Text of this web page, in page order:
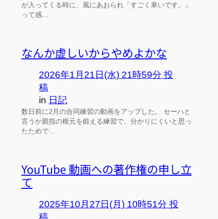
が入ってくる時に、風にあおられ「すごく寒いです。」
って感…
なんか虚しいからやめよかな
2026年1月21日(水) 21時59分 投
稿
in 日記
数日前に2月の合同練習の動画をアップした。 セーハと
言うか親指の根元を鍛える練習で、分かりにくいと思っ
たためで…
YouTube 動画への著作権の申し立
て
2025年10月27日(月) 10時51分 投
稿